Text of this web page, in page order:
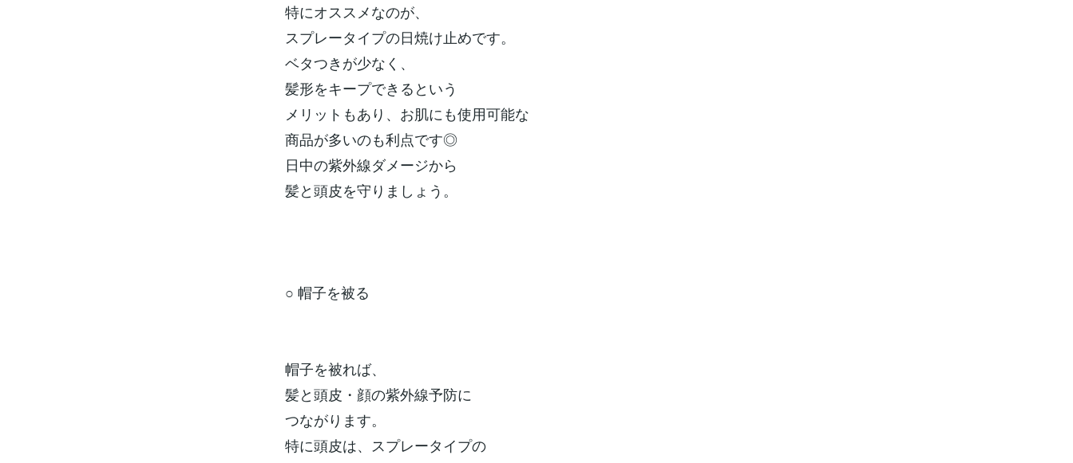
特にオススメなのが、
スプレータイプの日焼け止めです。
ベタつきが少なく、
髪形をキープできるという
メリットもあり、お肌にも使用可能な
商品が多いのも利点です◎
日中の紫外線ダメージから
髪と頭皮を守りましょう。
○ 帽子を被る
帽子を被れば、
髪と頭皮・顔の紫外線予防に
つながります。
特に頭皮は、スプレータイプの